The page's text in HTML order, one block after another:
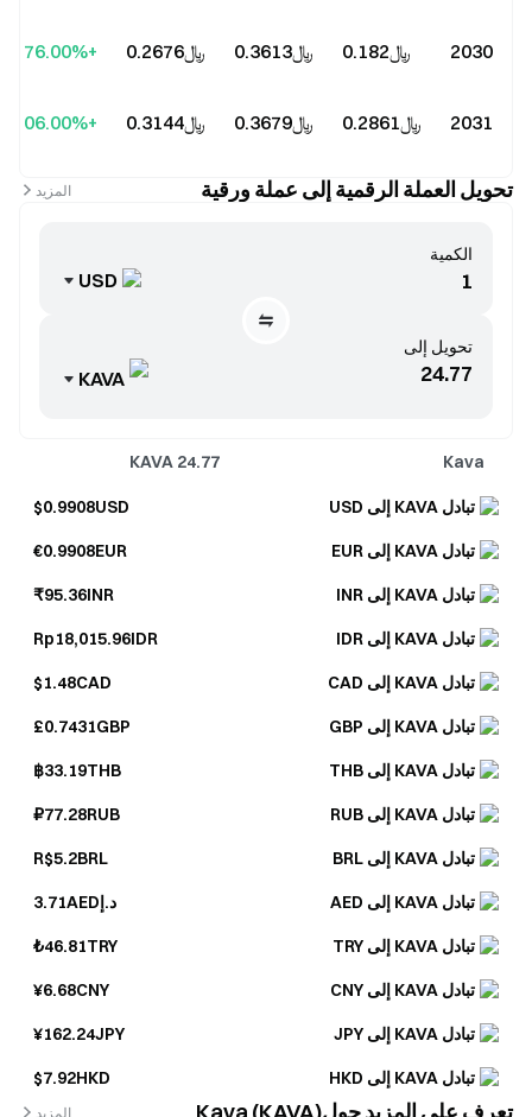
2030 ﷼‎0.182 ﷼‎0.3613 ﷼‎0.2676 +76.00%
2031 ﷼‎0.2861 ﷼‎0.3679 ﷼‎0.3144 +106.00%
تحويل العملة الرقمية إلى عملة ورقية المزيد
تحويل إلى
KAVA
الكمية
USD
Kava
24.77
KAVA
تبادل KAVA إلى USD $0.9908USD
تبادل KAVA إلى EUR €0.9908EUR
تبادل KAVA إلى INR ₹95.36INR
تبادل KAVA إلى IDR Rp18,015.96IDR
تبادل KAVA إلى CAD $1.48CAD
تبادل KAVA إلى GBP £0.7431GBP
تبادل KAVA إلى THB ฿33.19THB
تبادل KAVA إلى RUB ₽77.28RUB
تبادل KAVA إلى BRL R$5.2BRL
تبادل KAVA إلى AED د.إ3.71AED
تبادل KAVA إلى TRY ₺46.81TRY
تبادل KAVA إلى CNY ¥6.68CNY
تبادل KAVA إلى JPY ¥162.24JPY
تبادل KAVA إلى HKD $7.92HKD
المزيد